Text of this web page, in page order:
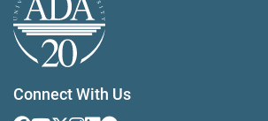
Connect With Us